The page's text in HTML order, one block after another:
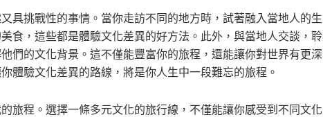
具挑戰性的事情。當你走訪不同的地方時，試著融入當地人的生
食，這些都是體驗文化差異的好方法。此外，與當地人交談，聆
們的文化背景。這不僅能豐富你的旅程，還能讓你對世界有更深
體驗文化差異的路線，將是你人生中一段難忘的旅程。
旅程。選擇一條多元文化的旅行線，不僅能讓你感受到不同文化